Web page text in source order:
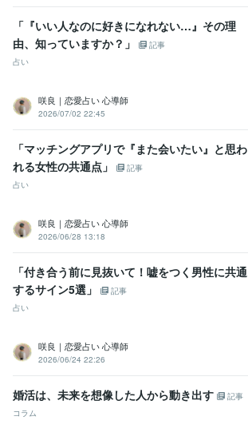
「『いい人なのに好きになれない…』その理
由、知っていますか？」
記事
占い
咲良｜恋愛占い 心導師
2026/07/02 22:45
「マッチングアプリで『また会いたい』と思わ
れる女性の共通点」
記事
占い
咲良｜恋愛占い 心導師
2026/06/28 13:18
「付き合う前に見抜いて！嘘をつく男性に共通
するサイン5選」
記事
占い
咲良｜恋愛占い 心導師
2026/06/24 22:26
婚活は、未来を想像した人から動き出す
記事
コラム